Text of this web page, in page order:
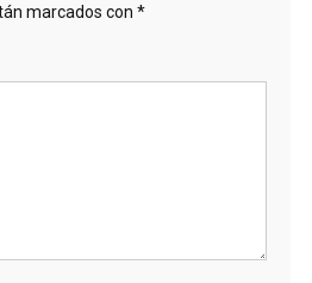
marcados con *